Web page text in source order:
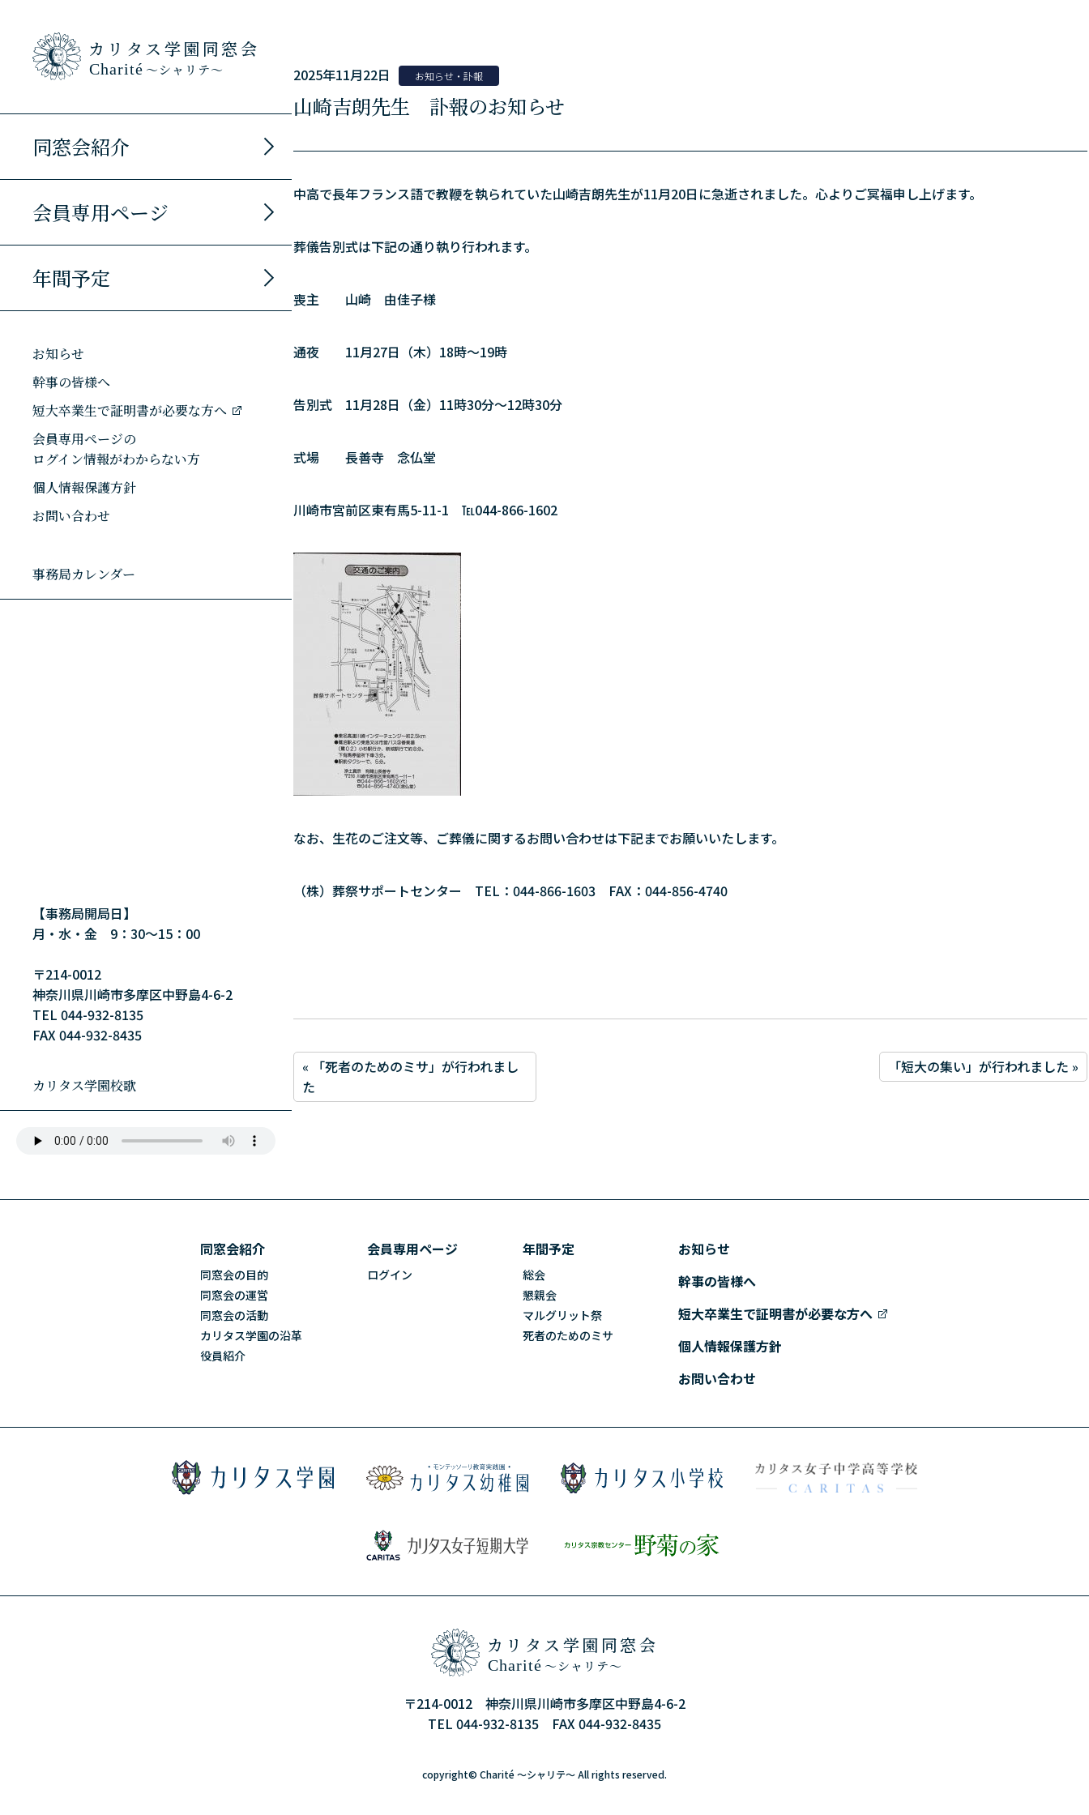
カリタス学園同窓会
Charité ～シャリテ～
同窓会紹介
会員専用ページ
年間予定
お知らせ
幹事の皆様へ
短大卒業生で証明書が必要な方へ
会員専用ページの
ログイン情報がわからない方
個人情報保護方針
お問い合わせ
事務局カレンダー
【事務局開局日】
月・水・金 9：30～15：00
〒214-0012
神奈川県川崎市多摩区中野島4-6-2
TEL 044-932-8135
FAX 044-932-8435
カリタス学園校歌
2025年11月22日 お知らせ・訃報
山崎吉朗先生 訃報のお知らせ
中高で長年フランス語で教鞭を執られていた山崎吉朗先生が11月20日に急逝されました。心よりご冥福申し上げます。
葬儀告別式は下記の通り執り行われます。
喪主 山崎 由佳子様
通夜 11月27日（木）18時～19時
告別式 11月28日（金）11時30分～12時30分
式場 長善寺 念仏堂
川崎市宮前区東有馬5-11-1 ℡044-866-1602
なお、生花のご注文等、ご葬儀に関するお問い合わせは下記までお願いいたします。
（株）葬祭サポートセンター TEL：044-866-1603 FAX：044-856-4740
« 「死者のためのミサ」が行われまし
た
「短大の集い」が行われました »
同窓会紹介
同窓会の目的
同窓会の運営
同窓会の活動
カリタス学園の沿革
役員紹介
会員専用ページ
ログイン
年間予定
総会
懇親会
マルグリット祭
死者のためのミサ
お知らせ
幹事の皆様へ
短大卒業生で証明書が必要な方へ
個人情報保護方針
お問い合わせ
カリタス学園同窓会
Charité ～シャリテ～
〒214-0012 神奈川県川崎市多摩区中野島4-6-2
TEL 044-932-8135 FAX 044-932-8435
copyright© Charité ～シャリテ～All rights reserved.